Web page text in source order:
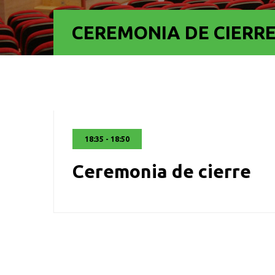
CEREMONIA DE
18:35 - 18:50
Ceremonia de cierre